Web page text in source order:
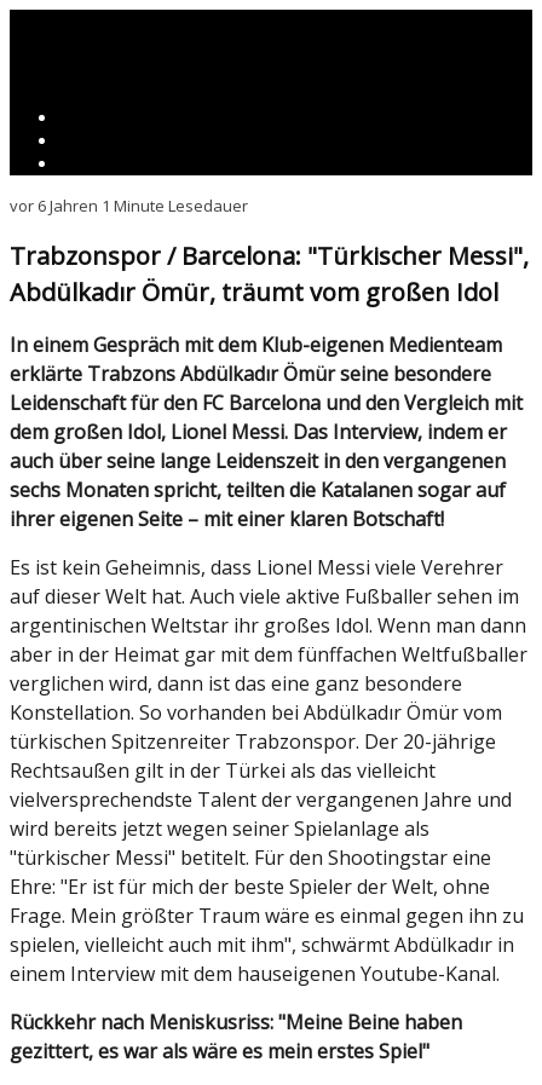
vor 6 Jahren 1 Minute Lesedauer
Trabzonspor / Barcelona: "Türkischer Messi",
Abdülkadır Ömür, träumt vom großen Idol
In einem Gespräch mit dem Klub-eigenen Medienteam
erklärte Trabzons Abdülkadır Ömür seine besondere
Leidenschaft für den FC Barcelona und den Vergleich mit
dem großen Idol, Lionel Messi. Das Interview, indem er
auch über seine lange Leidenszeit in den vergangenen
sechs Monaten spricht, teilten die Katalanen sogar auf
ihrer eigenen Seite – mit einer klaren Botschaft!
Es ist kein Geheimnis, dass Lionel Messi viele Verehrer
auf dieser Welt hat. Auch viele aktive Fußballer sehen im
argentinischen Weltstar ihr großes Idol. Wenn man dann
aber in der Heimat gar mit dem fünffachen Weltfußballer
verglichen wird, dann ist das eine ganz besondere
Konstellation. So vorhanden bei Abdülkadır Ömür vom
türkischen Spitzenreiter Trabzonspor. Der 20-jährige
Rechtsaußen gilt in der Türkei als das vielleicht
vielversprechendste Talent der vergangenen Jahre und
wird bereits jetzt wegen seiner Spielanlage als
"türkischer Messi" betitelt. Für den Shootingstar eine
Ehre: "Er ist für mich der beste Spieler der Welt, ohne
Frage. Mein größter Traum wäre es einmal gegen ihn zu
spielen, vielleicht auch mit ihm", schwärmt Abdülkadır in
einem Interview mit dem hauseigenen Youtube-Kanal.
Rückkehr nach Meniskusriss: "Meine Beine haben
gezittert, es war als wäre es mein erstes Spiel"